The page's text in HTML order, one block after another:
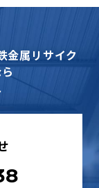
金属リサイク